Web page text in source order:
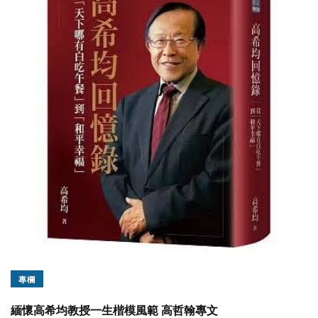
專欄
緬懷高希均教授一生楷模風範 高哲翰專文